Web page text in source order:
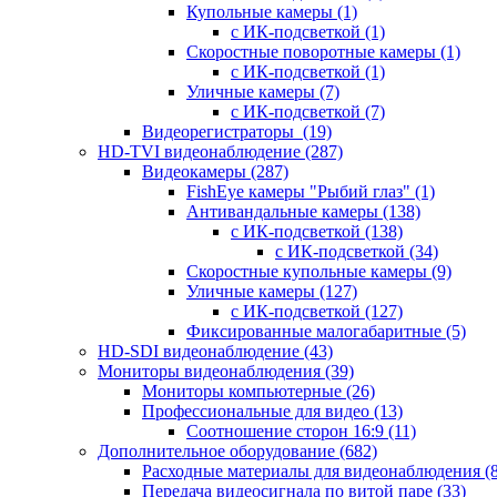
Купольные камеры (1)
с ИК-подсветкой (1)
Скоростные поворотные камеры (1)
с ИК-подсветкой (1)
Уличные камеры (7)
с ИК-подсветкой (7)
Видеорегистраторы (19)
HD-TVI видеонаблюдение (287)
Видеокамеры (287)
FishEye камеры "Рыбий глаз" (1)
Антивандальные камеры (138)
с ИК-подсветкой (138)
с ИК-подсветкой (34)
Скоростные купольные камеры (9)
Уличные камеры (127)
с ИК-подсветкой (127)
Фиксированные малогабаритные (5)
HD-SDI видеонаблюдение (43)
Мониторы видеонаблюдения (39)
Мониторы компьютерные (26)
Профессиональные для видео (13)
Соотношение сторон 16:9 (11)
Дополнительное оборудование (682)
Расходные материалы для видеонаблюдения
Передача видеосигнала по витой паре (33)